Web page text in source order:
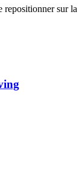
repositionner sur la